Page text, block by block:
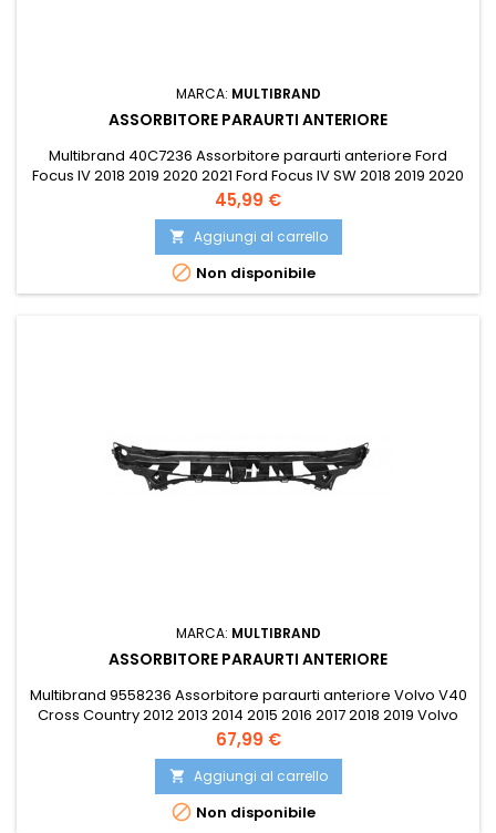
MARCA: MULTIBRAND
ASSORBITORE PARAURTI ANTERIORE
Multibrand 40C7236 Assorbitore paraurti anteriore Ford
Focus IV 2018 2019 2020 2021 Ford Focus IV SW 2018 2019 2020
2021 Compatibile con: OE 2195769
Prezzo
45,99 €
 Aggiungi al carrello
 Non disponibile
MARCA: MULTIBRAND
ASSORBITORE PARAURTI ANTERIORE
Multibrand 9558236 Assorbitore paraurti anteriore Volvo V40
Cross Country 2012 2013 2014 2015 2016 2017 2018 2019 Volvo
V40 II 2012 2013 2014 2015 2016 2017 2018 2019 Compatibile con:
OE 31283746
Prezzo
67,99 €
 Aggiungi al carrello
 Non disponibile